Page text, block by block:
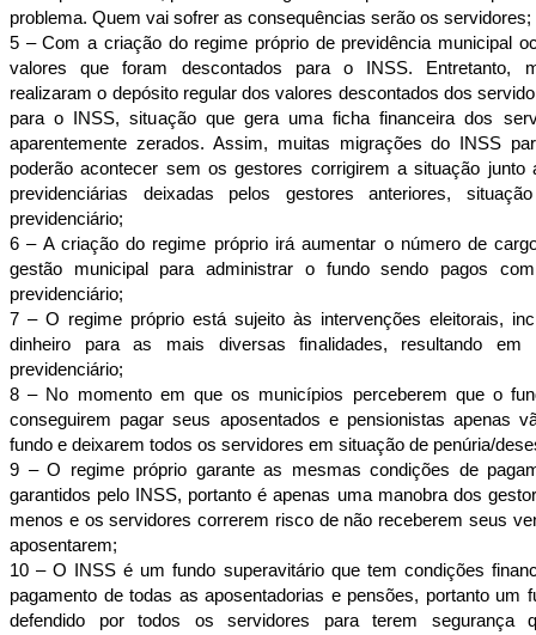
problema. Quem vai sofrer as consequências serão os servidores;
5 – Com a criação do regime próprio de previdência municipal
valores que foram descontados para o INSS. Entretanto,
realizaram o depósito regular dos valores descontados dos
para o INSS, situação que gera uma ficha financeira dos
aparentemente zerados. Assim, muitas migrações do INSS
poderão acontecer sem os gestores corrigirem a situação
previdenciárias deixadas pelos gestores anteriores,
previdenciário;
6 – A criação do regime próprio irá aumentar o número de
gestão municipal para administrar o fundo sendo pagos
previdenciário;
7 – O regime próprio está sujeito às intervenções eleitorais,
dinheiro para as mais diversas finalidades, resultando em
previdenciário;
8 – No momento em que os municípios perceberem que o
conseguirem pagar seus aposentados e pensionistas apenas
fundo e deixarem todos os servidores em situação de penúria/
9 – O regime próprio garante as mesmas condições de
garantidos pelo INSS, portanto é apenas uma manobra dos
menos e os servidores correrem risco de não receberem seus
aposentarem;
10 – O INSS é um fundo superavitário que tem condições
pagamento de todas as aposentadorias e pensões, portanto um
defendido por todos os servidores para terem segurança